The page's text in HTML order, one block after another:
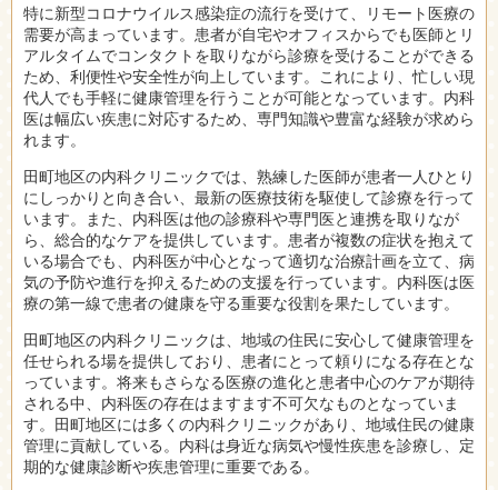
特に新型コロナウイルス感染症の流行を受けて、リモート医療の
需要が高まっています。患者が自宅やオフィスからでも医師とリ
アルタイムでコンタクトを取りながら診療を受けることができる
ため、利便性や安全性が向上しています。これにより、忙しい現
代人でも手軽に健康管理を行うことが可能となっています。内科
医は幅広い疾患に対応するため、専門知識や豊富な経験が求めら
れます。
田町地区の内科クリニックでは、熟練した医師が患者一人ひとり
にしっかりと向き合い、最新の医療技術を駆使して診療を行って
います。また、内科医は他の診療科や専門医と連携を取りなが
ら、総合的なケアを提供しています。患者が複数の症状を抱えて
いる場合でも、内科医が中心となって適切な治療計画を立て、病
気の予防や進行を抑えるための支援を行っています。内科医は医
療の第一線で患者の健康を守る重要な役割を果たしています。
田町地区の内科クリニックは、地域の住民に安心して健康管理を
任せられる場を提供しており、患者にとって頼りになる存在とな
っています。将来もさらなる医療の進化と患者中心のケアが期待
される中、内科医の存在はますます不可欠なものとなっていま
す。田町地区には多くの内科クリニックがあり、地域住民の健康
管理に貢献している。内科は身近な病気や慢性疾患を診療し、定
期的な健康診断や疾患管理に重要である。